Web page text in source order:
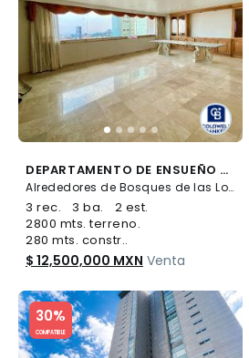
DEPARTAMENTO DE ENSUEÑO - BOSQUES DE LAS LOMAS
Alrededores de Bosques de las Lomas, Cuajimalpa de Morelos
3 rec. 3 ba.
2 est.
2800 mts. terreno.
280 mts. constr..
$ 12,500,000 MXN Venta
30%
COMPATIBLE
Slide 1 of 5